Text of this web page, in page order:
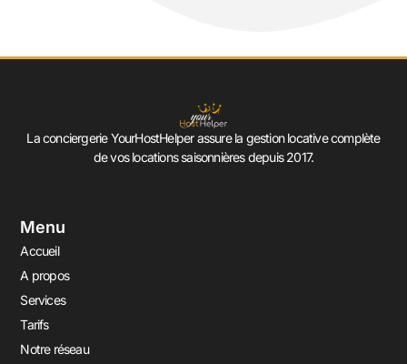
La conciergerie YourHostHelper assure la gestion locative complète
de vos locations saisonnières depuis 2017.
Menu
Accueil
A propos
Services
Tarifs
Notre réseau